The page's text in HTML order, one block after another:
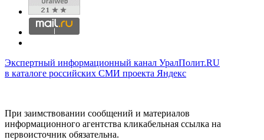
Экспертный информационный канал УралПолит.RU
в каталоге российских СМИ проекта Яндекс
При заимствовании сообщений и материалов
информационного агентства кликабельная ссылка на
первоисточник обязательна.